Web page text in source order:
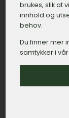
Sum:
brukes, slik at
innhold og
behov.
Du finner mer
samtykker i